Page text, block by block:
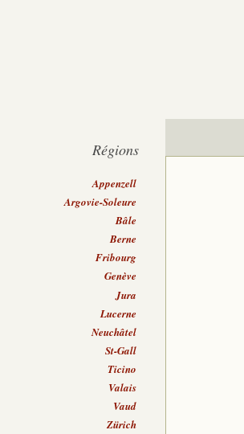
Régions
Appenzell
Argovie-Soleure
Bâle
Berne
Fribourg
Genève
Jura
Lucerne
Neuchâtel
St-Gall
Ticino
Valais
Vaud
Zürich